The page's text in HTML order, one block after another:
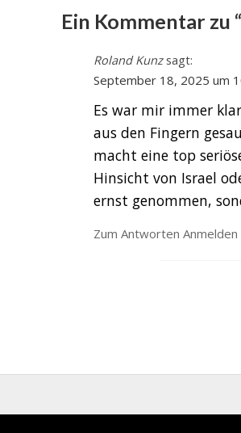
Ein Kommentar zu
Roland Kunz sagt:
September 18, 2025 um
Es war mir immer
aus den Fingern
macht eine top
Hinsicht von Israel
ernst genommen,
Zum Antworten Anmelden